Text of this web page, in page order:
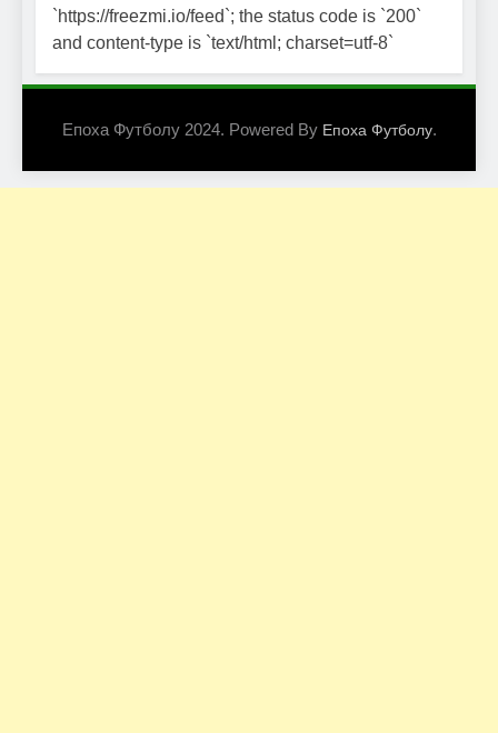
`https://freezmi.io/feed`; the status code is `200`
and content-type is `text/html; charset=utf-8`
Епоха Футболу 2024. Powered By Епоха Футболу.